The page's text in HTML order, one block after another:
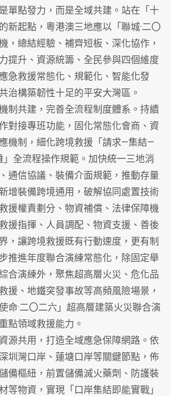
單點發力，而是全域共建。站在「十
新起點，粵港澳三地應以「聯城·二〇
，總結經驗、補齊短板、深化協作，
提升、資源統籌、全民參與四個維度
急救援常態化、規範化、智能化發
治構築韌性十足的平安大灣區。
共建，完善全流程制度體系。持續
對接專班功能，固化常態化會商、資
機制，細化跨境救援「請求—集結—
全流程操作規範。加快統一三地消
通信協議、裝備介面規範，推動存量
增裝備跨境通用，破解協同處置技術
援權責劃分、物資補償、法律保障機
援指揮、人員調配、物資支援、善後
，讓跨境救援既有行動速度，更有制
推進年度聯合演練常態化，除固定舉
合演練外，聚焦超高層火災、危化品
援、地鐵突發事故等高頻風險場景，
命·二〇二六」超高層建築火災聯合演
點領域救援能力。
共用，打造全域應急保障網路。依
圳灣口岸、蓮塘口岸等關鍵節點，佈
備樞紐，前置儲備滅火藥劑、防護裝
等物資，實現「口岸集結即能實戰」